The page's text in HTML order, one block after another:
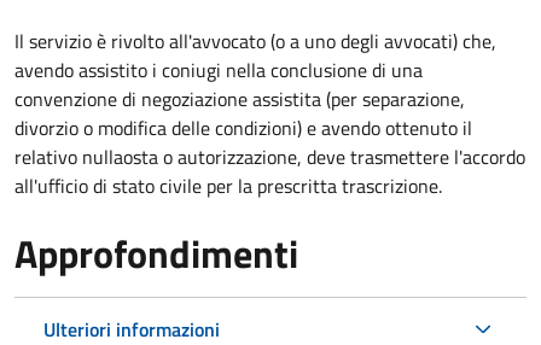
Il servizio è rivolto all'avvocato (o a uno degli avvocati) che,
avendo assistito i coniugi nella conclusione di una
convenzione di negoziazione assistita (per separazione,
divorzio o modifica delle condizioni) e avendo ottenuto il
relativo nullaosta o autorizzazione, deve trasmettere l'accordo
all'ufficio di stato civile per la prescritta trascrizione.
Approfondimenti
Ulteriori informazioni